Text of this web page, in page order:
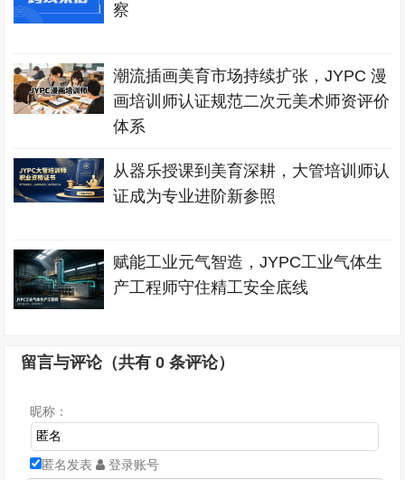
察
潮流插画美育市场持续扩张，JYPC 漫
画培训师认证规范二次元美术师资评价
体系
从器乐授课到美育深耕，大管培训师认
证成为专业进阶新参照
赋能工业元气智造，JYPC工业气体生
产工程师守住精工安全底线
留言与评论（共有0 条评论）
昵称：
匿名发表 登录账号